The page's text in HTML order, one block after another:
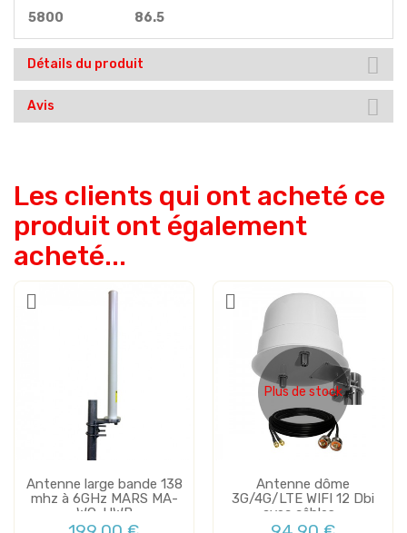
5800 86.5
Détails du produit
Avis
Les clients qui ont acheté ce
produit ont également
acheté...
Antenne large bande 138
mhz à 6GHz MARS MA-
WO-UWB
Plus de stock
Antenne dôme
3G/4G/LTE WIFI 12 Dbi
avec câbles...